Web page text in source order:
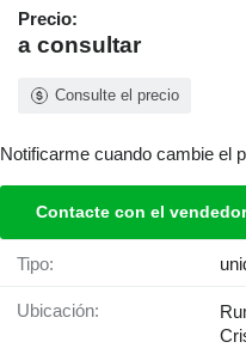
Precio:
a consultar
Consulte el precio
Notificarme cuando cambie el
Contacte con el vendedor
Tipo:
Ubicación: